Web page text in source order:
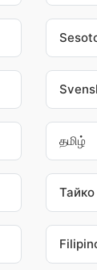
தமிழ்
Тайко